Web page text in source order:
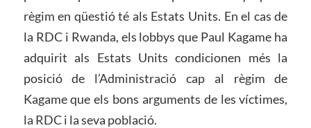
règim en qüestió té als Estats Units. En el cas de
la RDC i Rwanda, els lobbys que Paul Kagame ha
adquirit als Estats Units condicionen més la
posició de l’Administració cap al règim de
Kagame que els bons arguments de les víctimes,
la RDC i la seva població.